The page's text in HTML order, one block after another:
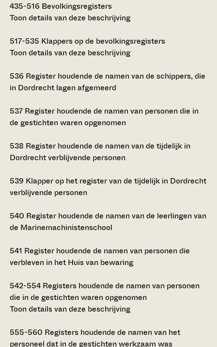
435-516 Bevolkingsregisters
Toon details van deze beschrijving
517-535 Klappers op de bevolkingsregisters
Toon details van deze beschrijving
536 Register houdende de namen van de schippers, die
in Dordrecht lagen afgemeerd
537 Register houdende de namen van personen die in
de gestichten waren opgenomen
538 Register houdende de namen van de tijdelijk in
Dordrecht verblijvende personen
539 Klapper op het register van de tijdelijk in Dordrecht
verblijvende personen
540 Register houdende de namen van de leerlingen van
de Marinemachinistenschool
541 Register houdende de namen van personen die
verbleven in het Huis van bewaring
542-554 Registers houdende de namen van personen
die in de gestichten waren opgenomen
Toon details van deze beschrijving
555-560 Registers houdende de namen van het
personeel dat in de gestichten werkzaam was